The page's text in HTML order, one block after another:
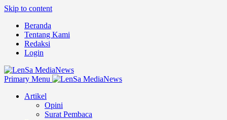
Skip to content
Beranda
Tentang Kami
Redaksi
Login
Primary Menu
Artikel
Opini
Surat Pembaca